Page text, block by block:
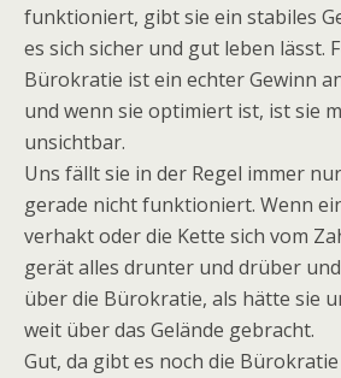
funktioniert, gibt sie ein stabiles
es sich sicher und gut leben lässt.
Bürokratie ist ein echter Gewinn
und wenn sie optimiert ist, ist sie
unsichtbar.
Uns fällt sie in der Regel immer
gerade nicht funktioniert. Wenn
verhakt oder die Kette sich vom
gerät alles drunter und drüber
über die Bürokratie, als hätte sie
weit über das Gelände gebracht.
Gut, da gibt es noch die